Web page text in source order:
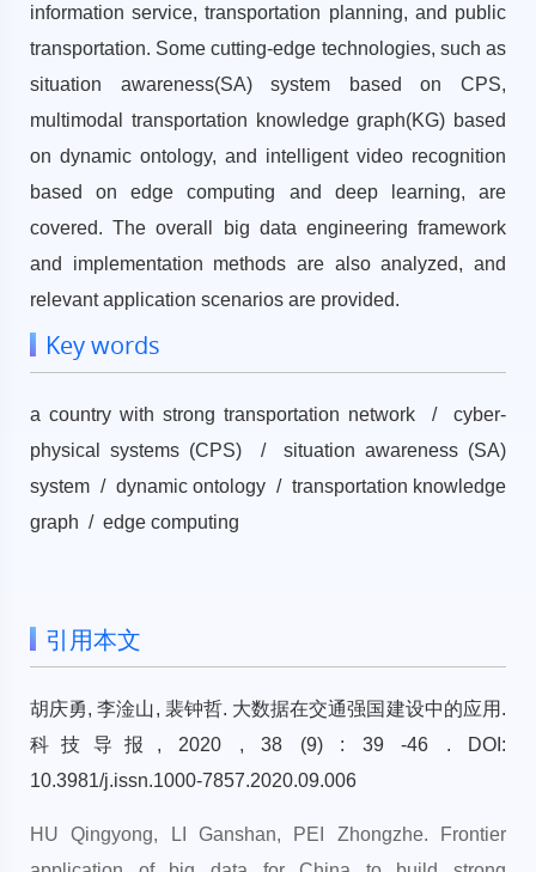
information service, transportation planning, and public
transportation. Some cutting-edge technologies, such as
situation awareness(SA) system based on CPS,
multimodal transportation knowledge graph(KG) based
on dynamic ontology, and intelligent video recognition
based on edge computing and deep learning, are
covered. The overall big data engineering framework
and implementation methods are also analyzed, and
relevant application scenarios are provided.
Key words
a country with strong transportation network / cyber-
physical systems (CPS) / situation awareness (SA)
system / dynamic ontology / transportation knowledge
graph / edge computing
引用本文
胡庆勇, 李淦山, 裴钟哲. 大数据在交通强国建设中的应用.
科技导报, 2020 , 38 (9) : 39 -46 . DOI:
10.3981/j.issn.1000-7857.2020.09.006
HU Qingyong, LI Ganshan, PEI Zhongzhe. Frontier